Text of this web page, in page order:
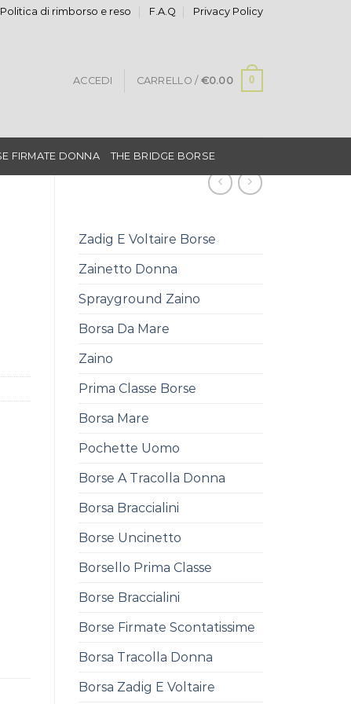
Politica di rimborso e reso F.A.Q Privacy Policy
ACCEDI CARRELLO / €0.00 0
FIRMATE DONNA THE BRIDGE BORSE
Zadig E Voltaire Borse
Zainetto Donna
Sprayground Zaino
Borsa Da Mare
Zaino
Prima Classe Borse
Borsa Mare
Pochette Uomo
Borse A Tracolla Donna
Borsa Braccialini
Borse Uncinetto
Borsello Prima Classe
Borse Braccialini
Borse Firmate Scontatissime
Borsa Tracolla Donna
Borsa Zadig E Voltaire